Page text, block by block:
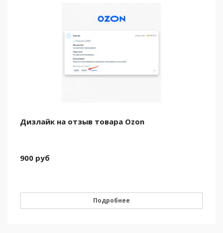
Дизлайк на отзыв товара Ozon
900 руб
Подробнее